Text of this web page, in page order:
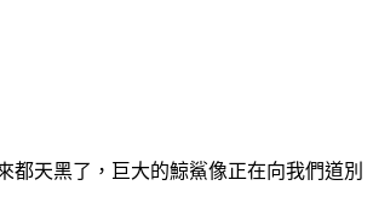
都天黑了，巨大的鯨鯊像正在向我們道別